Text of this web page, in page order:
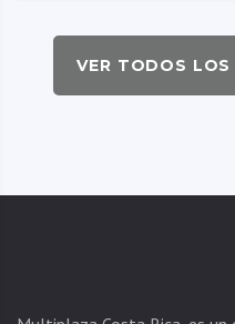
VER TODOS